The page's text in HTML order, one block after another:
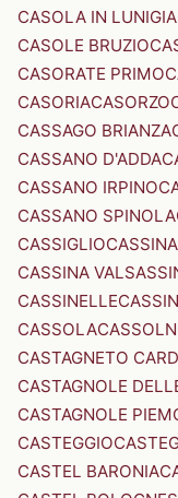
CASOLA IN
CASOLE BRUZIO
CASORATE PRIMO
CASORIACASORZO
CASSAGO BRIANZA
CASSANO D'ADDA
CASSANO IRPINO
CASSANO SPINOLA
CASSIGLIO
CASSINA
CASSINELLE
CASSOLA
CASTAGNETO
CASTAGNOLE
CASTAGNOLE
CASTEGGIO
CASTEL BARONIA